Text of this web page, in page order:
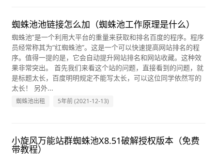
蜘蛛池池链接怎么加（蜘蛛池工作原理是什么）
蜘蛛池”是一个利用大平台的重量来获取和排名百度的程序。程序
员经常称其为“红蜘蛛池”。这是一个可以快速提高网站排名的程
序。值得一提的是，它会自动提升网站排名和网站收藏。这种效
果非常突出。 首先我们来看这个站的问题，直接看到的问题，就
是标题太长，百度明明规定不能写太长，可以这位同学依然写的
太长！ 另外...
蜘蛛池出租 5年前 (2021-12-13)
小旋风万能站群蜘蛛池X8.51破解授权版本（免费
带教程）